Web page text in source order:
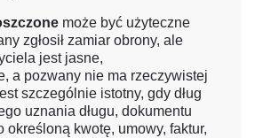
może być użyteczne
zgłosił zamiar obrony, ale
jest jasne,
a pozwany nie ma rzeczywistej
szczególnie istotny, gdy dług
uznania długu, dokumentu
określoną kwotę, umowy, faktur,